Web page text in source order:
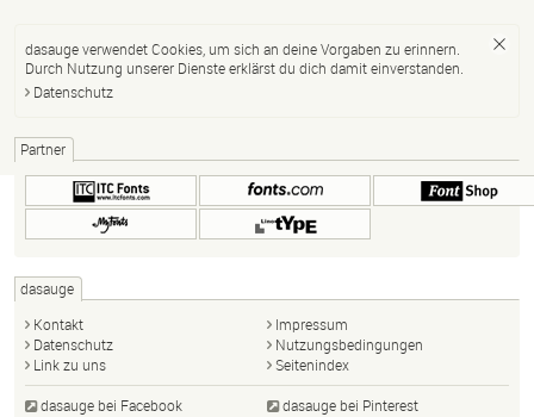
dasauge verwendet Cookies, um sich an deine Vorgaben zu erinnern.
Durch Nutzung unserer Dienste erklärst du dich damit einverstanden.
Datenschutz
Partner
dasauge
Kontakt
Impressum
Datenschutz
Nutzungsbedingungen
Link zu uns
Seitenindex
dasauge bei Facebook dasauge bei Pinterest